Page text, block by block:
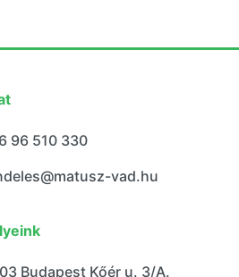
96 510 330
vad.hu
Budapest Kőér u. 3/A.